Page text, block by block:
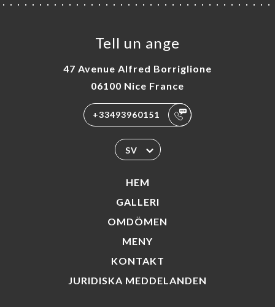
Tell un ange
47 Avenue Alfred Borriglione
06100 Nice France
+33493960151
SV
HEM
GALLERI
OMDÖMEN
MENY
KONTAKT
JURIDISKA MEDDELANDEN